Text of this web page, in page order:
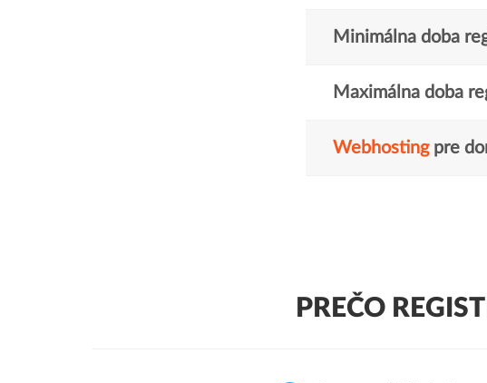
Minimálna doba
Maximálna doba
Webhostingpre
PREČO